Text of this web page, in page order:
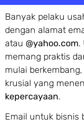
Banyak pelaku
dengan alamat
atau @yahoo.com.
memang praktis
mulai
krusial yang
kepercayaan.
Email untuk bisnis